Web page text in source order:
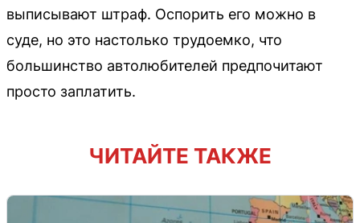
выписывают штраф. Оспорить его можно в
суде, но это настолько трудоемко, что
большинство автолюбителей предпочитают
просто заплатить.
ЧИТАЙТЕ ТАКЖЕ